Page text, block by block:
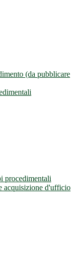
(da pubblicare
procedimentali
acquisizione d'ufficio